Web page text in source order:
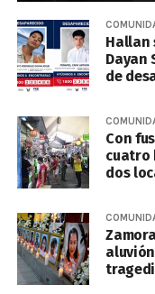
Hallan
Dayan
de
Con
cuatro
dos